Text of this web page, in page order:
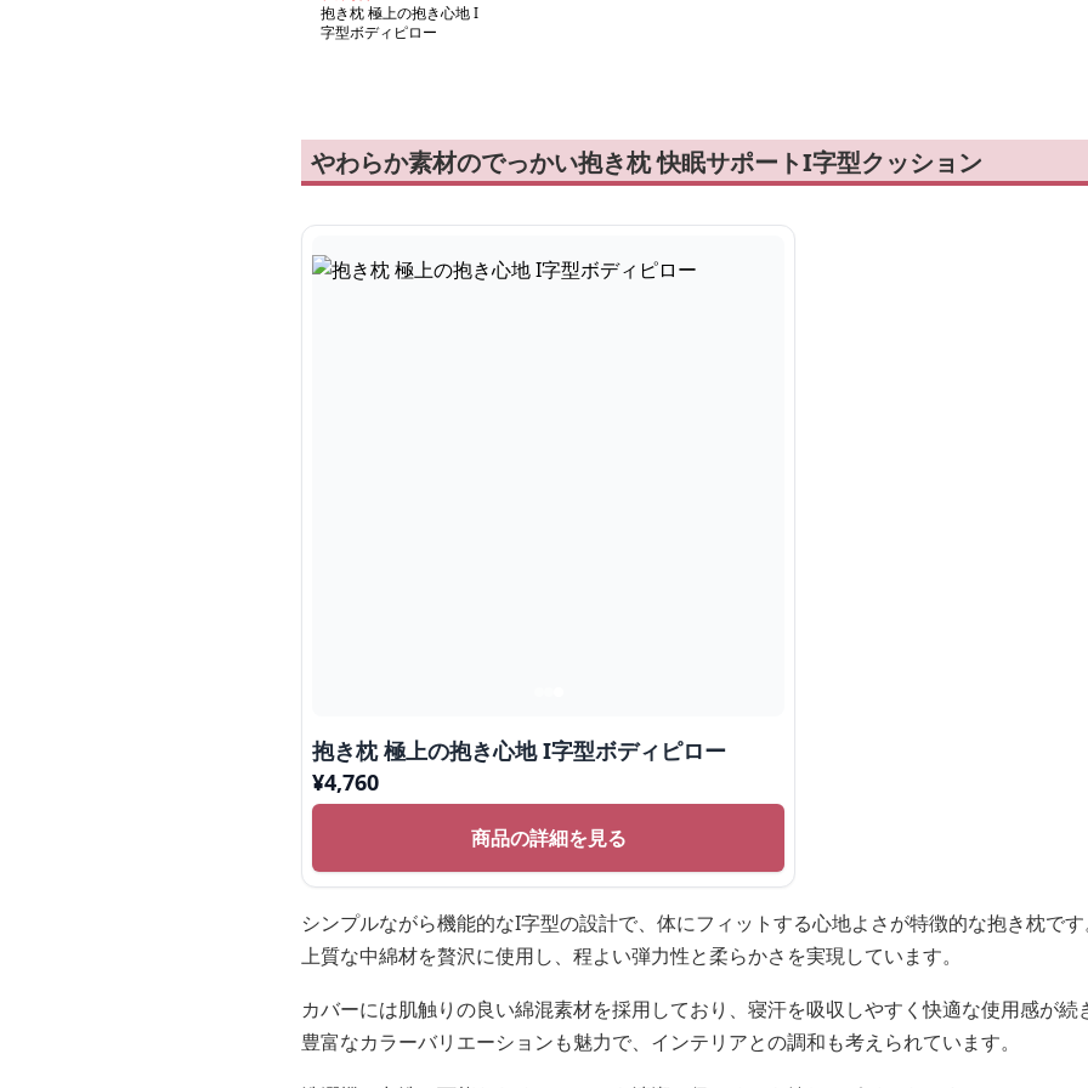
抱き枕 極上の抱き心地 I
字型ボディピロー
やわらか素材のでっかい抱き枕 快眠サポートI字型クッション
抱き枕 極上の抱き心地 I字型ボディピロー
¥4,760
商品の詳細を見る
シンプルながら機能的なI字型の設計で、体にフィットする心地よさが特徴的な抱き枕です
上質な中綿材を贅沢に使用し、程よい弾力性と柔らかさを実現しています。
カバーには肌触りの良い綿混素材を採用しており、寝汗を吸収しやすく快適な使用感が続
豊富なカラーバリエーションも魅力で、インテリアとの調和も考えられています。